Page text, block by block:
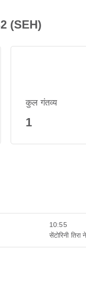
(SEH)
कुल गंतव्य
1
10:55
सेंटोरिनी